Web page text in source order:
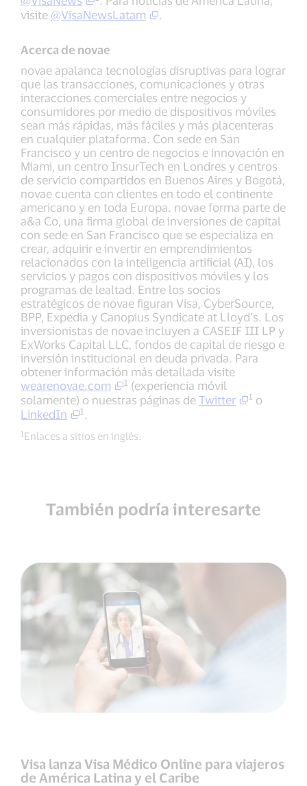
visite @VisaNewsLatam .
Acerca de novae
novae apalanca tecnologías disruptivas para lograr
que las transacciones, comunicaciones y otras
interacciones comerciales entre negocios y
consumidores por medio de dispositivos móviles
sean más rápidas, más fáciles y más placenteras
en cualquier plataforma. Con sede en San
Francisco y un centro de negocios e innovación en
Miami, un centro InsurTech en Londres y centros
de servicio compartidos en Buenos Aires y Bogotá,
novae cuenta con clientes en todo el continente
americano y en toda Europa. novae forma parte de
a&a Co, una firma global de inversiones de capital
con sede en San Francisco que se especializa en
crear, adquirir e invertir en emprendimientos
relacionados con la inteligencia artificial (AI), los
servicios y pagos con dispositivos móviles y los
programas de lealtad. Entre los socios
estratégicos de novae figuran Visa, CyberSource,
BPP, Expedia y Canopius Syndicate at Lloyd’s. Los
inversionistas de novae incluyen a CASEIF III LP y
ExWorks Capital LLC, fondos de capital de riesgo e
inversión institucional en deuda privada. Para
obtener información más detallada visite
wearenovae.com
1 (experiencia móvil
solamente) o nuestras páginas de Twitter 1 o
LinkedIn
1 .
1 Enlaces a sitios en inglés.
También podría interesarte
Visa lanza Visa Médico Online para viajeros
de América Latina y el Caribe